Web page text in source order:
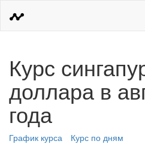
Курс
доллара в
года
График курса
Курс по дням